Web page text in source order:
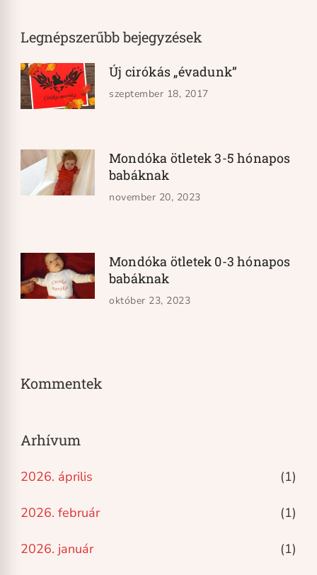
Legnépszerűbb bejegyzések
Új cirókás „évadunk”
szeptember 18, 2017
Mondóka ötletek 3-5 hónapos
babáknak
november 20, 2023
Mondóka ötletek 0-3 hónapos
babáknak
október 23, 2023
Kommentek
Arhívum
2026. április (1)
2026. február (1)
2026. január (1)